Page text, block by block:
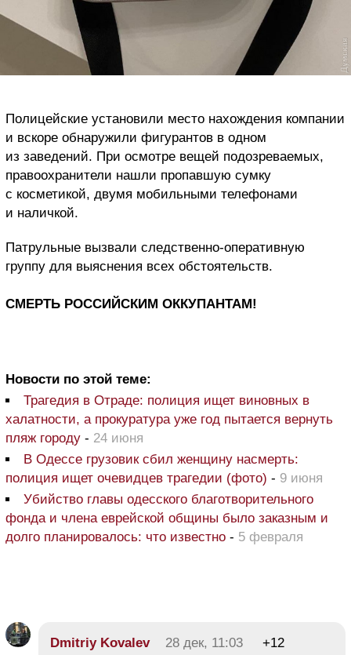
Полицейские установили место нахождения компании
и вскоре обнаружили фигурантов в одном
из заведений. При осмотре вещей подозреваемых,
правоохранители нашли пропавшую сумку
с косметикой, двумя мобильными телефонами
и наличкой.
Патрульные вызвали следственно-оперативную
группу для выяснения всех обстоятельств.
СМЕРТЬ РОССИЙСКИМ ОККУПАНТАМ!
Новости по этой теме:
Трагедия в Отраде: полиция ищет виновных в
халатности, а прокуратура уже год пытается вернуть
пляж городу - 24 июня
В Одессе грузовик сбил женщину насмерть:
полиция ищет очевидцев трагедии (фото) - 9 июня
Убийство главы одесского благотворительного
фонда и члена еврейской общины было заказным и
долго планировалось: что известно - 5 февраля
Dmitriy Kovalev 28 дек, 11:03
+12